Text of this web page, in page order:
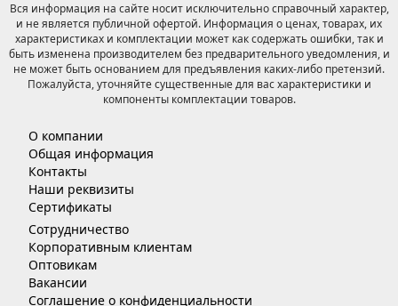
Вся информация на сайте носит исключительно справочный характер,
и не является публичной офертой. Информация о ценах, товарах, их
характеристиках и комплектации может как содержать ошибки, так и
быть изменена производителем без предварительного уведомления, и
не может быть основанием для предъявления каких-либо претензий.
Пожалуйста, уточняйте существенные для вас характеристики и
компоненты комплектации товаров.
О компании
Общая информация
Контакты
Наши реквизиты
Сертификаты
Сотрудничество
Корпоративным клиентам
Оптовикам
Вакансии
Соглашение о конфиденциальности